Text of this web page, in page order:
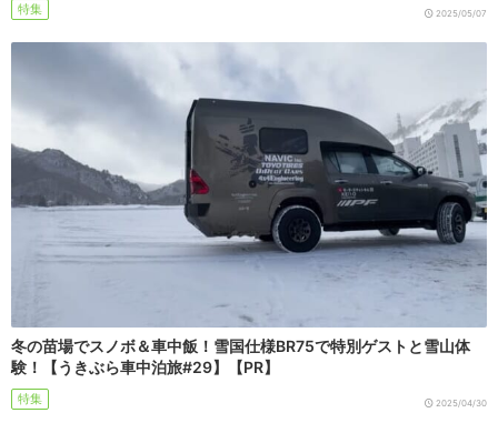
特集 2025/05/07
冬の苗場でスノボ＆車中飯！雪国仕様BR75で特別ゲストと雪山体
験！【うきぶら車中泊旅#29】【PR】
特集 2025/04/30